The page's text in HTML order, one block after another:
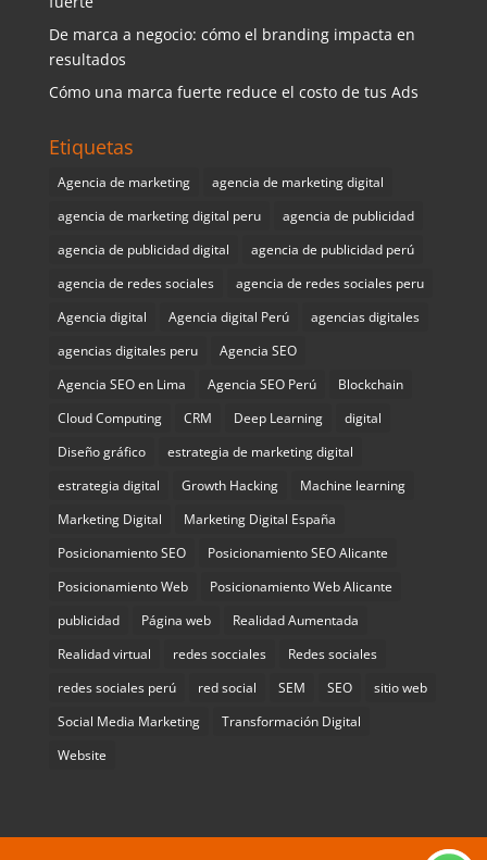
De marca a negocio: cómo el branding impacta en
resultados
Cómo una marca fuerte reduce el costo de tus Ads
Etiquetas
Agencia de marketing
agencia de marketing digital
agencia de marketing digital peru
agencia de publicidad
agencia de publicidad digital
agencia de publicidad perú
agencia de redes sociales
agencia de redes sociales peru
Agencia digital
Agencia digital Perú
agencias digitales
agencias digitales peru
Agencia SEO
Agencia SEO en Lima
Agencia SEO Perú
Blockchain
Cloud Computing
CRM Deep Learning
digital
Diseño gráfico
estrategia de marketing digital
estrategia digital
Growth Hacking
Machine learning
Marketing Digital
Marketing Digital España
Posicionamiento SEO
Posicionamiento SEO Alicante
Posicionamiento Web
Posicionamiento Web Alicante
publicidad
Página web
Realidad Aumentada
Realidad virtual
redes socciales
Redes sociales
redes sociales perú
red social SEM SEO
sitio web
Social Media Marketing
Transformación Digital
Website